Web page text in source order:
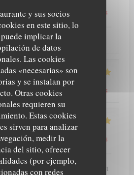
y sus socios
en este sitio, lo
implicar la
de datos
Las cookies
«necesarias» son
y se instalan por
Otras cookies
requieren su
Estas cookies
sirven para analizar
medir la
del sitio, ofrecer
(por ejemplo,
con redes
: 5/5 Menú :5/5 Calidad / Precio /5
4
:5 /5 Menú :5/5 Calidad / Precio /5
2
: 5/5 Menú :5/5 Calidad / Precio /5
nous nous rendons dans ce restaurant